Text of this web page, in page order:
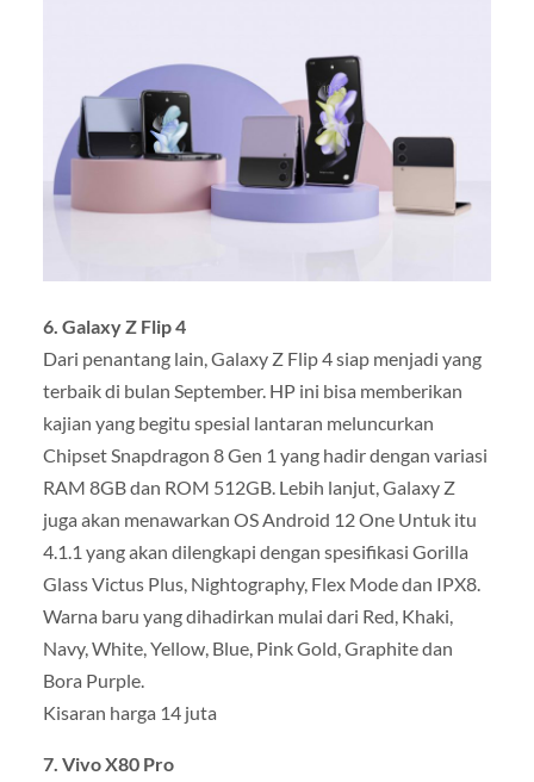
6. Galaxy Z Flip 4
Dari penantang lain, Galaxy Z Flip 4 siap menjadi yang
terbaik di bulan September. HP ini bisa memberikan
kajian yang begitu spesial lantaran meluncurkan
Chipset Snapdragon 8 Gen 1 yang hadir dengan variasi
RAM 8GB dan ROM 512GB. Lebih lanjut, Galaxy Z
juga akan menawarkan OS Android 12 One Untuk itu
4.1.1 yang akan dilengkapi dengan spesifikasi Gorilla
Glass Victus Plus, Nightography, Flex Mode dan IPX8.
Warna baru yang dihadirkan mulai dari Red, Khaki,
Navy, White, Yellow, Blue, Pink Gold, Graphite dan
Bora Purple.
Kisaran harga 14 juta
7. Vivo X80 Pro